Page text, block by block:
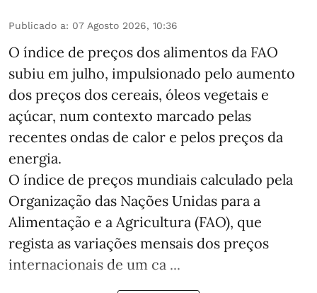
Publicado a: 07 Agosto 2026, 10:36
O índice de preços dos alimentos da FAO
subiu em julho, impulsionado pelo aumento
dos preços dos cereais, óleos vegetais e
açúcar, num contexto marcado pelas
recentes ondas de calor e pelos preços da
energia.
O índice de preços mundiais calculado pela
Organização das Nações Unidas para a
Alimentação e a Agricultura (FAO), que
regista as variações mensais dos preços
internacionais de um ca ...